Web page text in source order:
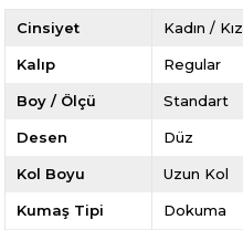
Cinsiyet Kadın / Kız
Kalıp Regular
Boy / Ölçü Standart
Desen Düz
Kol Boyu Uzun Kol
Kumaş Tipi Dokuma